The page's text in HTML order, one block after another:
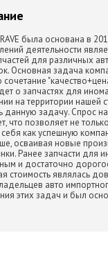
была основана в
деятельности
для различных
Основная задача
сочетание
о запчастях для
на территории нашей
данную задачу. Спрос
что позволяет не только
как успешную
осваивая новые
Ранее запчасти для
и достаточно
стоимость являлась
авто
этих задач и был